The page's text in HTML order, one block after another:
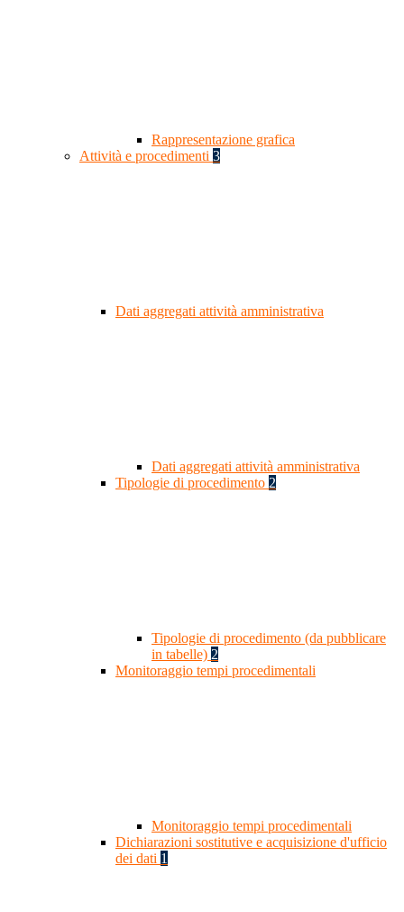
Rappresentazione grafica
Attività e procedimenti 3
Dati aggregati attività amministrativa
Dati aggregati attività amministrativa
Tipologie di procedimento 2
Tipologie di procedimento (da pubblicare
in tabelle) 2
Monitoraggio tempi procedimentali
Monitoraggio tempi procedimentali
Dichiarazioni sostitutive e acquisizione d'ufficio
dei dati 1